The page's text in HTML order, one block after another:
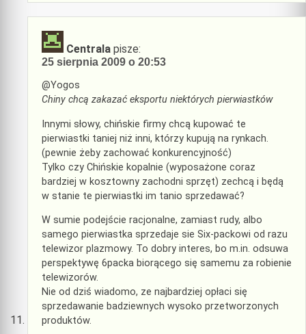
Centrala pisze:
25 sierpnia 2009 o 20:53
@Yogos
Chiny chcą zakazać eksportu niektórych pierwiastków
Innymi słowy, chińskie firmy chcą kupować te
pierwiastki taniej niż inni, którzy kupują na rynkach.
(pewnie żeby zachować konkurencyjność)
Tylko czy Chińskie kopalnie (wyposażone coraz
bardziej w kosztowny zachodni sprzęt) zechcą i będą
w stanie te pierwiastki im tanio sprzedawać?
W sumie podejście racjonalne, zamiast rudy, albo
samego pierwiastka sprzedaje sie Six-packowi od razu
telewizor plazmowy. To dobry interes, bo m.in. odsuwa
perspektywę 6packa biorącego się samemu za robienie
telewizorów.
Nie od dziś wiadomo, ze najbardziej opłaci się
sprzedawanie badziewnych wysoko przetworzonych
produktów.